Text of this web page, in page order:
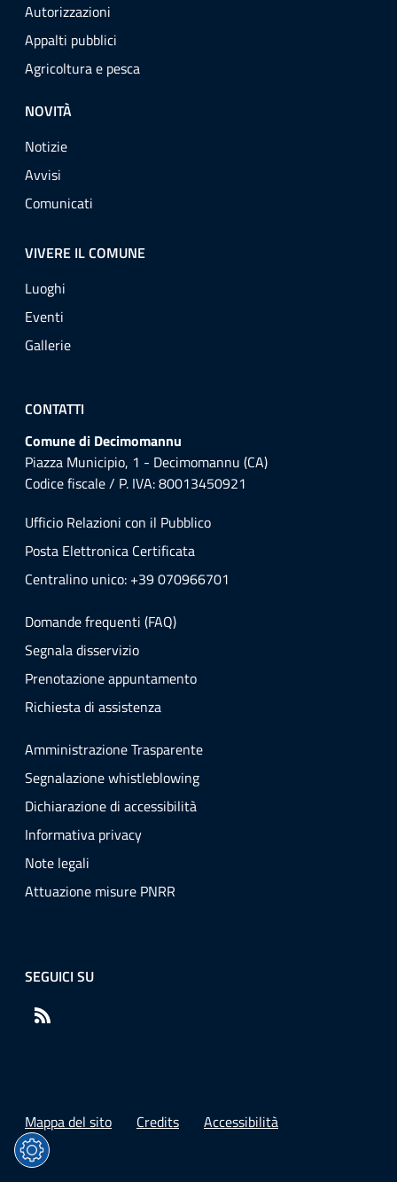
Autorizzazioni
Appalti pubblici
Agricoltura e pesca
NOVITÀ
Notizie
Avvisi
Comunicati
VIVERE IL COMUNE
Luoghi
Eventi
Gallerie
CONTATTI
Comune di Decimomannu
Piazza Municipio, 1 - Decimomannu (CA)
Codice fiscale / P. IVA: 80013450921
Ufficio Relazioni con il Pubblico
Posta Elettronica Certificata
Centralino unico: +39 070966701
Domande frequenti (FAQ)
Segnala disservizio
Prenotazione appuntamento
Richiesta di assistenza
Amministrazione Trasparente
Segnalazione whistleblowing
Dichiarazione di accessibilità
Informativa privacy
Note legali
Attuazione misure PNRR
SEGUICI SU
Mappa del sito Credits Accessibilità